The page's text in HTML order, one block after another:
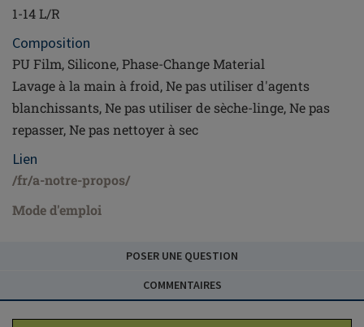
1-14 L/R
Composition
PU Film, Silicone, Phase-Change Material
Lavage à la main à froid, Ne pas utiliser d'agents
blanchissants, Ne pas utiliser de sèche-linge, Ne pas
repasser, Ne pas nettoyer à sec
Lien
/fr/a-notre-propos/
Mode d'emploi
POSER UNE QUESTION
COMMENTAIRES